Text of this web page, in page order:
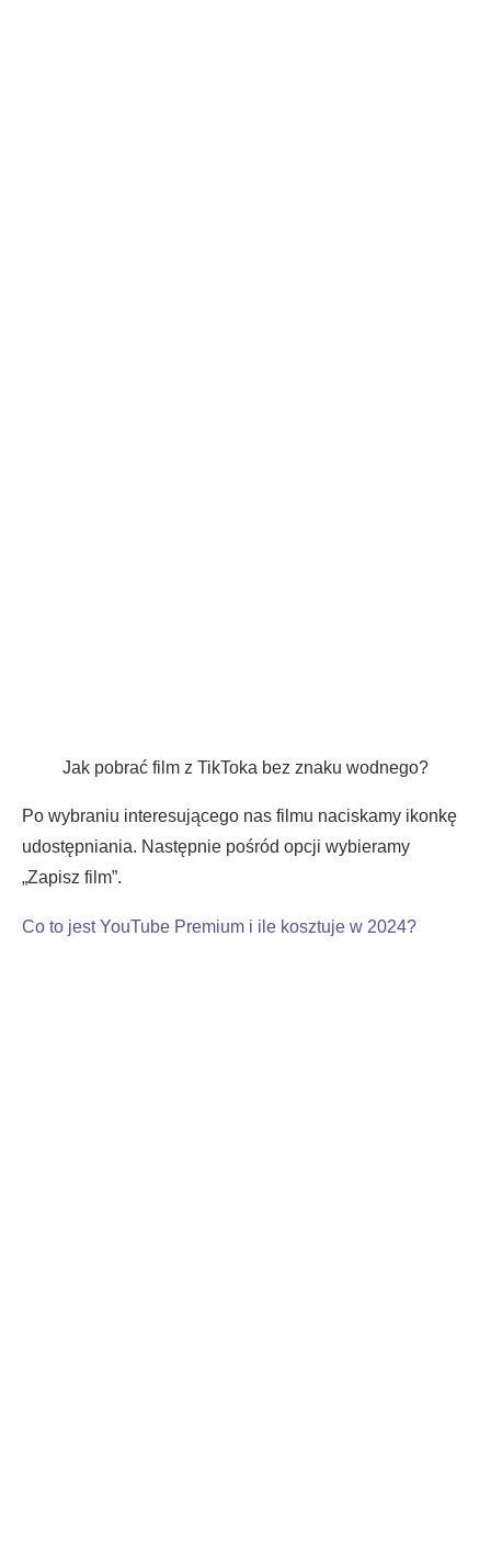
Jak pobrać film z TikToka bez znaku wodnego?
Po wybraniu interesującego nas filmu naciskamy ikonkę
udostępniania. Następnie pośród opcji wybieramy
„Zapisz film”.
Co to jest YouTube Premium i ile kosztuje w 2024?